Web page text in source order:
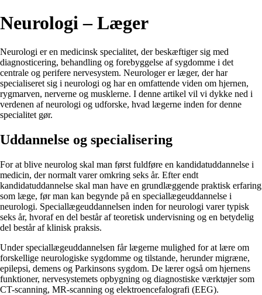
Neurologi – Læger
Neurologi er en medicinsk specialitet, der beskæftiger sig med
diagnosticering, behandling og forebyggelse af sygdomme i det
centrale og perifere nervesystem. Neurologer er læger, der har
specialiseret sig i neurologi og har en omfattende viden om hjernen,
rygmarven, nerverne og musklerne. I denne artikel vil vi dykke ned i
verdenen af neurologi og udforske, hvad lægerne inden for denne
specialitet gør.
Uddannelse og specialisering
For at blive neurolog skal man først fuldføre en kandidatuddannelse i
medicin, der normalt varer omkring seks år. Efter endt
kandidatuddannelse skal man have en grundlæggende praktisk erfaring
som læge, før man kan begynde på en speciallægeuddannelse i
neurologi. Speciallægeuddannelsen inden for neurologi varer typisk
seks år, hvoraf en del består af teoretisk undervisning og en betydelig
del består af klinisk praksis.
Under speciallægeuddannelsen får lægerne mulighed for at lære om
forskellige neurologiske sygdomme og tilstande, herunder migræne,
epilepsi, demens og Parkinsons sygdom. De lærer også om hjernens
funktioner, nervesystemets opbygning og diagnostiske værktøjer som
CT-scanning, MR-scanning og elektroencefalografi (EEG).